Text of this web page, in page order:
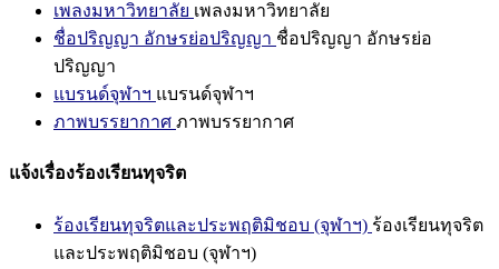
เพลงมหาวิทยาลัย เพลงมหาวิทยาลัย
ชื่อปริญญา อักษรย่อปริญญา ชื่อปริญญา อักษรย่อ
ปริญญา
แบรนด์จุฬาฯ แบรนด์จุฬาฯ
ภาพบรรยากาศ ภาพบรรยากาศ
แจ้งเรื่องร้องเรียนทุจริต
ร้องเรียนทุจริตและประพฤติมิชอบ (จุฬาฯ) ร้องเรียนทุจริต
และประพฤติมิชอบ (จุฬาฯ)